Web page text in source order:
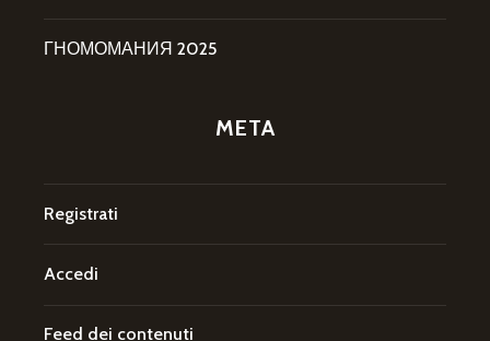
ГНОМОМАНИЯ 2025
META
Registrati
Accedi
Feed dei contenuti